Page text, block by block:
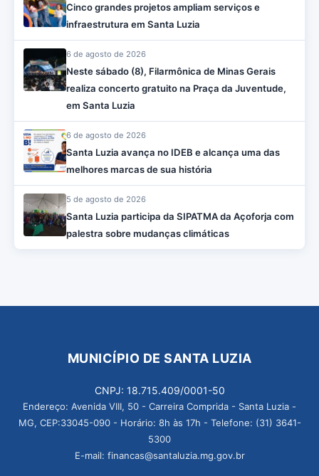
Cinco grandes projetos ampliam serviços e
infraestrutura em Santa Luzia
6 de agosto de 2026
Neste sábado (8), Filarmônica de Minas Gerais
realiza concerto gratuito na Praça da Juventude,
em Santa Luzia
6 de agosto de 2026
Santa Luzia avança no IDEB e alcança uma das
melhores marcas de sua história
5 de agosto de 2026
Santa Luzia participa da SIPATMA da Açoforja com
palestra sobre mudanças climáticas
MUNICÍPIO DE SANTA LUZIA
CNPJ: 18.715.409/0001-50
Endereço: Avenida VIII, 50 - Carreira Comprida - Santa Luzia -
MG, CEP:33045-090 - Horário: 8h às 17h - Telefone: (31) 3641-
5300
E-mail: financas@santaluzia.mg.gov.br